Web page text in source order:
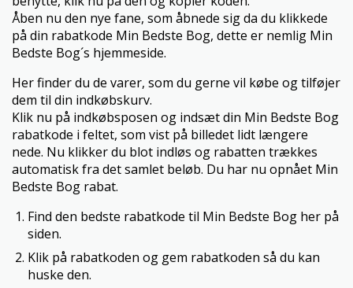
Åben nu den nye fane, som åbnede sig da du klikkede
på din rabatkode Min Bedste Bog, dette er nemlig Min
Bedste Bog´s hjemmeside.
Her finder du de varer, som du gerne vil købe og tilføjer
dem til din indkøbskurv.
Klik nu på indkøbsposen og indsæt din Min Bedste Bog
rabatkode i feltet, som vist på billedet lidt længere
nede. Nu klikker du blot indløs og rabatten trækkes
automatisk fra det samlet beløb. Du har nu opnået Min
Bedste Bog rabat.
Find den bedste rabatkode til Min Bedste Bog her på
siden.
Klik på rabatkoden og gem rabatkoden så du kan
huske den.